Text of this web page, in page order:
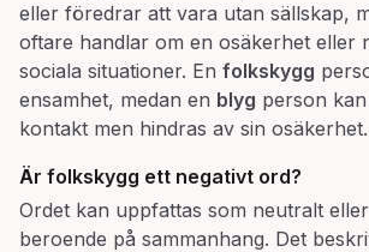
eller föredrar att vara utan sällskap,
oftare handlar om en osäkerhet eller
sociala situationer. En folkskygg
ensamhet, medan en blyg person
kontakt men hindras av sin osäkerhet.
Är folkskygg ett negativt ord?
Ordet kan uppfattas som neutralt
beroende på sammanhang. Det